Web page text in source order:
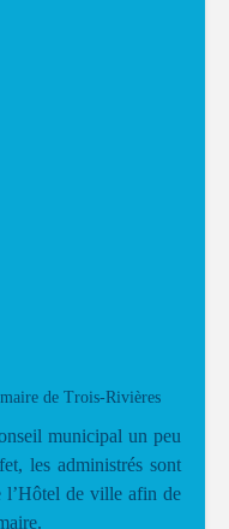
de Trois-Rivières
municipal un peu
les administrés sont
l’Hôtel de ville afin de